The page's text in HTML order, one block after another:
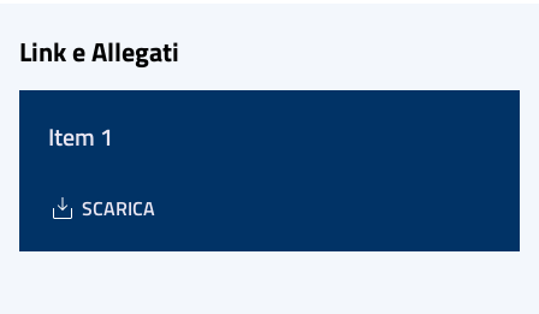
Link e Allegati
Item 1
SCARICA